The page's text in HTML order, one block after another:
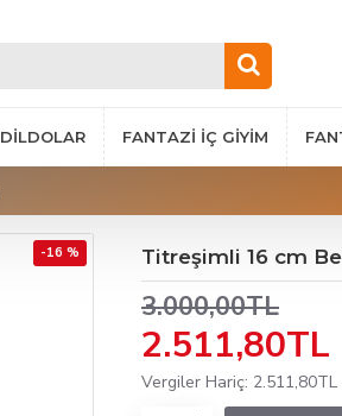
DILDOLAR FANTAZI İÇ GIYIM
-16 % Titreşimli 16 cm
2.511,80TL
3.000,00TL
Vergiler Hariç: 2.511,80TL